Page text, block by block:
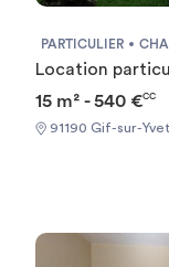
PARTICULIER
Location
15 m² - 540 €CC
91190 Gif-sur-